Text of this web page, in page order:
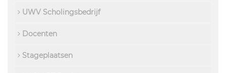
UWV Scholingsbedrijf
Docenten
Stageplaatsen